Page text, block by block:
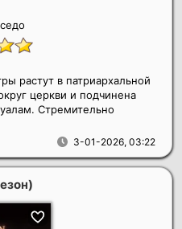
3-01-2026, 03:22
растут в патриархальной
церкви и подчинена
Стремительно